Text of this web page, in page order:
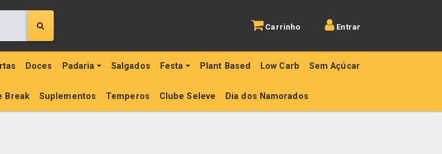
Carrinho Entrar
Doces Padaria Salgados Festa Plant Based Low Carb Sem Açúcar
Break Suplementos Temperos Clube Seleve Dia dos Namorados